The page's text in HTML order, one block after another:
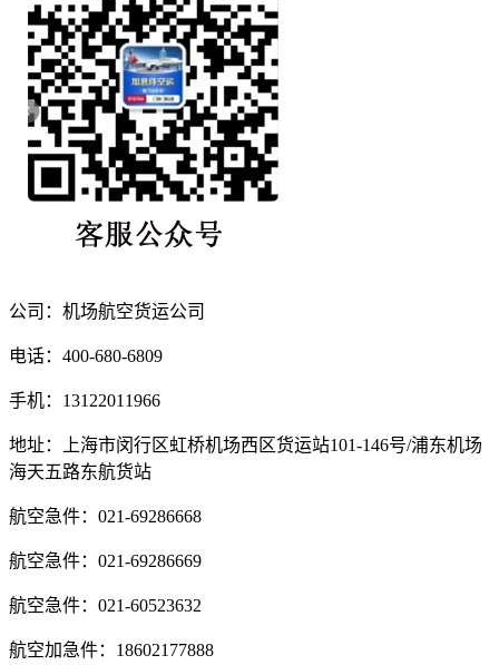
公司：机场航空货运公司
电话：400-680-6809
手机：13122011966
地址：上海市闵行区虹桥机场西区货运站101-146号/浦东机场
海天五路东航货站
航空急件：021-69286668
航空急件：021-69286669
航空急件：021-60523632
航空加急件：18602177888